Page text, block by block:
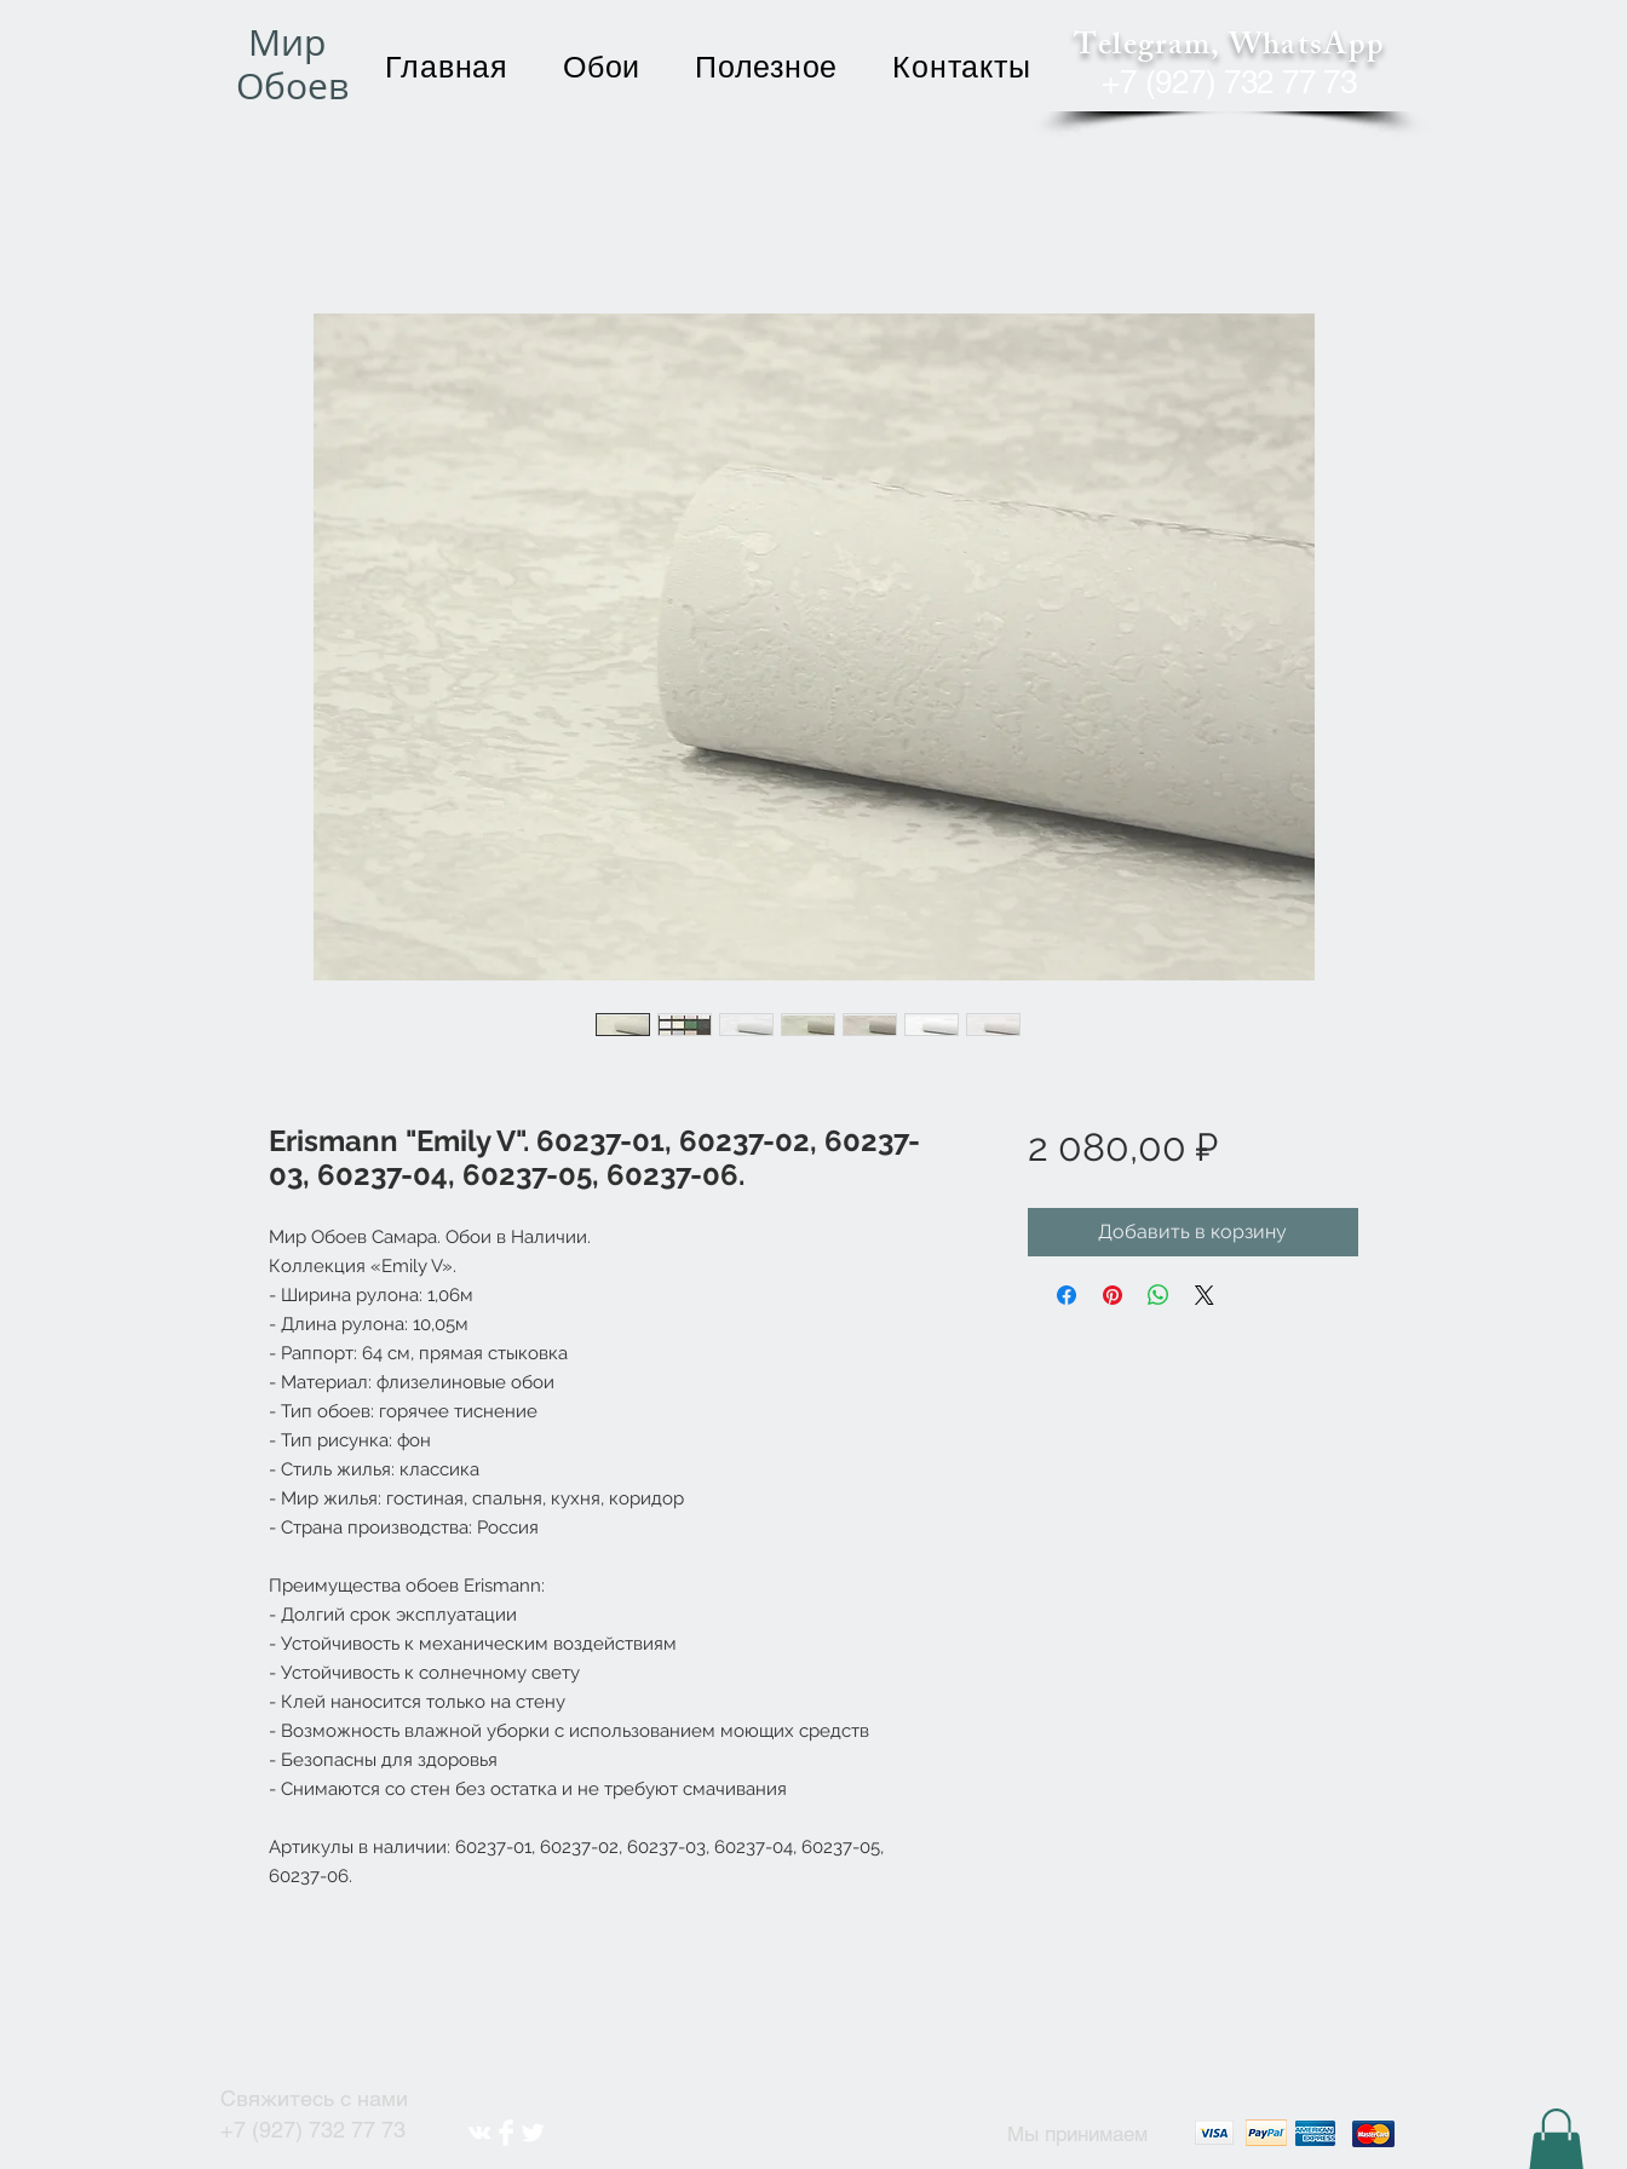
Мир
Обоев
Главная Обои Полезное Контакты Telegram, WhatsApp
+7 (927) 732 77 73
Erismann "Emily V". 60237-01, 60237-02, 60237-
03, 60237-04, 60237-05, 60237-06.
Мир Обоев Самара. Обои в Наличии.
Коллекция «Emily V».
- Ширина рулона: 1,06м
- Длина рулона: 10,05м
- Раппорт: 64 см, прямая стыковка
- Материал: флизелиновые обои
- Тип обоев: горячее тиснение
- Тип рисунка: фон
- Стиль жилья: классика
- Мир жилья: гостиная, спальня, кухня, коридор
- Страна производства: Россия
Преимущества обоев Erismann:
- Долгий срок эксплуатации
- Устойчивость к механическим воздействиям
- Устойчивость к солнечному свету
- Клей наносится только на стену
- Возможность влажной уборки с использованием моющих средств
- Безопасны для здоровья
- Снимаются со стен без остатка и не требуют смачивания
Артикулы в наличии: 60237-01, 60237-02, 60237-03, 60237-04, 60237-05,
60237-06.
2 080,00 ₽Цена
Добавить в корзину
Свяжитесь с нами
+7 (927) 732 77 73
Мы принимаем